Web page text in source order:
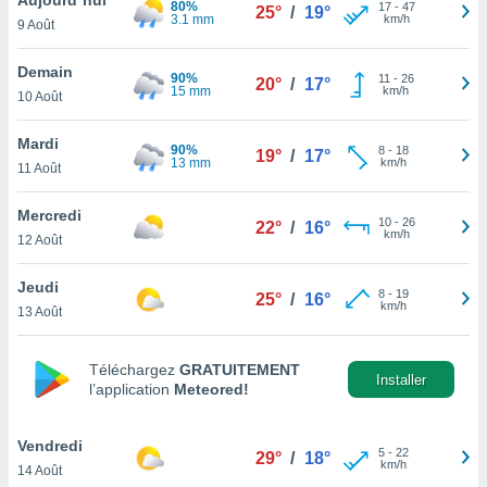
et
»,
au
vous
qu'ils
ou
le
ainsi
un
la
du
9 Août
80%
3.1 mm
25° / 19° 17- 47
km/h
Demain
10 Août
90%
15 mm
20° / 17° 11 - 26
km/h
Mardi
11 Août
90%
13 mm
19° / 17° 8- 18
km/h
Mercredi
12 Août
22° / 16° 10- 26
km/h
Jeudi
13 Août
25° / 16° 8- 19
km/h
Téléchargez GRATUITEMENT
l’application Meteored!
Installer
Vendredi
14 Août
29° / 18° 5- 22
km/h